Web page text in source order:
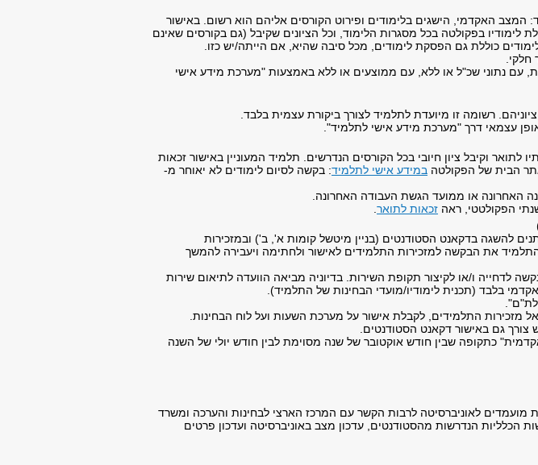
האקדמי, הישגים בלימודים ופירוט הקורסים אליהם הוא רשום. באישור
לימודיו בפקולטה בכל מסגרות הלימוד, וכל הציונים שקיבל (גם בקורסים שאינם
כוללת גם הפסקת לימודים, מכל סיבה שהיא, אם הייתה/יש כזו.
חלקי.
עם נתוני שכ"ל או ללא, עם ממוצעים או ללא באמצעות "מערכת מידע אישי
רשומה זו מיועדת לתלמיד לצורך ביקורת עצמית בלבד.
עצמאי דרך "מערכת מידע אישי לתלמיד".
לתואר וקיבל ציון חיובי בכל הקורסים הנדרשים. תלמיד המעוניין באישור זכאות
הבית של הפקולטה במידע אישי לתלמיד: בקשה לסיום לימודים לא יאוחר מ-
האחרונה או ממועד הגשת העבודה האחרונה.
הפקולטטי, ראה זכאות לתואר
להשגה בדקאנט הסטודנטים (בניין מיטשל קומות א', ב') ובמזכירות
את הבקשה למזכירות התלמידים לאישור ולחתימה ויעבירה להמשך
לדחייה ו/או לקיצור תקופת השירות. בדיוניה מביאה הוועדה לתיאום שירות
בלבד (תכנית לימודיו/מועדי הבחינות של התלמיד).
מזכירות התלמידים, לקבלת אישור על מערכת השעות ועל לוח הבחינות.
גם באישור דקאנט הסטודנטים.
מוגדרת "שנה אקדמית" כתקופה שבין חודש אוקטובר של שנה מסוימת לבין חודש יולי של השנה
מועמדים לאוניברסיטה לרבות הקשר עם המרכז הארצי לבחינות והערכה ומשרד
הכלליות הנדרשות מהסטודנטים, עדכון מצב באוניברסיטה ועדכון פרטים